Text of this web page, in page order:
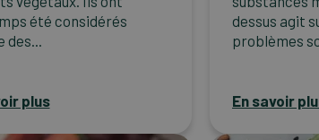
été considérés
des...
plus
dessus agit
problèmes
En savoir